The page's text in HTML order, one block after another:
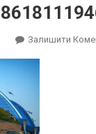
Залишити